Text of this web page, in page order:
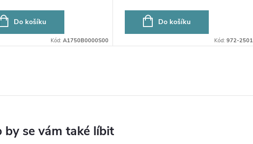
Do košíku
Kód: A1750B0000S00
Do košíku
Kód: 972-2501